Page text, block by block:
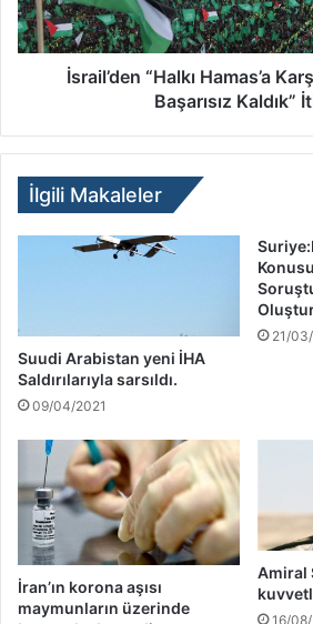
İsrail’den “Halkı Hamas’a
Başarısız Kaldık”
İlgili Makaleler
Suudi Arabistan yeni İHA
Saldırılarıyla sarsıldı.
09/04/2021
21/
İran’ın korona aşısı
maymunların üzerinde
Amiral
16/